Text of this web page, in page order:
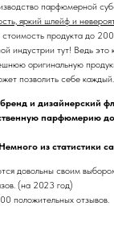
парфюмерной
яркий шлейф и
продукта до
индустрии тут! Ведь это
оригинальную
позволить себе каждый.
и дизайнерский
парфюмерию
Немного из статистики
довольны своим
(на 2023 год)
положительных отзывов.